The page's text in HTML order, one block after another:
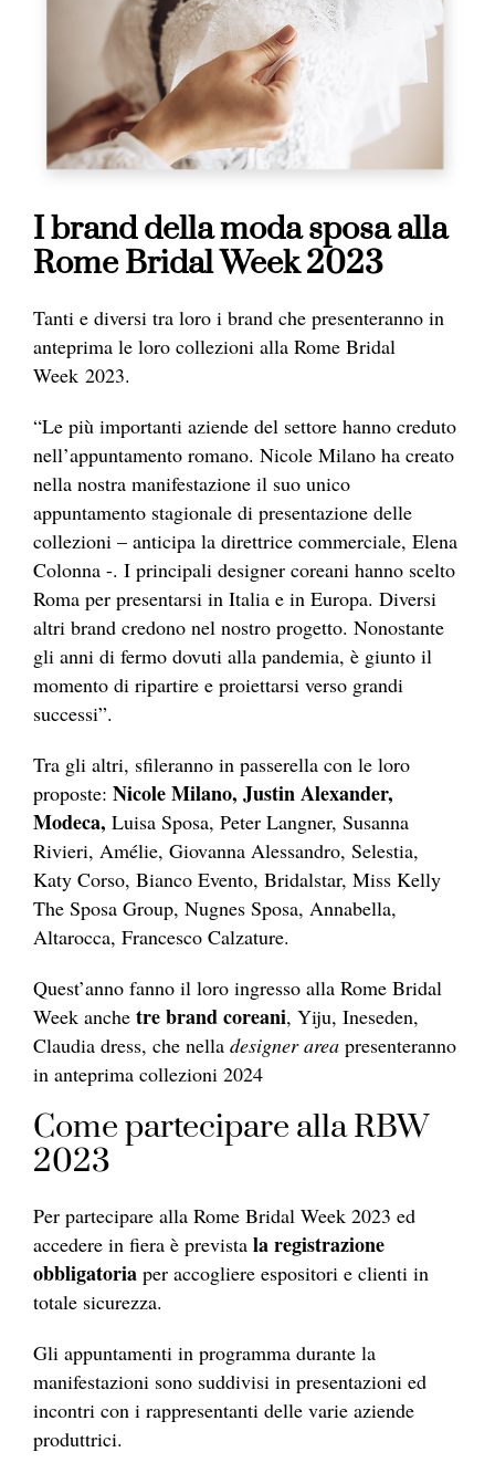
I brand della moda sposa alla
Rome Bridal Week 2023
Tanti e diversi tra loro i brand che presenteranno in
anteprima le loro collezioni alla Rome Bridal
Week 2023.
“Le più importanti aziende del settore hanno creduto
nell’appuntamento romano. Nicole Milano ha creato
nella nostra manifestazione il suo unico
appuntamento stagionale di presentazione delle
collezioni – anticipa la direttrice commerciale, Elena
Colonna -. I principali designer coreani hanno scelto
Roma per presentarsi in Italia e in Europa. Diversi
altri brand credono nel nostro progetto. Nonostante
gli anni di fermo dovuti alla pandemia, è giunto il
momento di ripartire e proiettarsi verso grandi
successi”.
Tra gli altri, sfileranno in passerella con le loro
proposte: Nicole Milano, Justin Alexander,
Modeca, Luisa Sposa, Peter Langner, Susanna
Rivieri, Amélie, Giovanna Alessandro, Selestia,
Katy Corso, Bianco Evento, Bridalstar, Miss Kelly
The Sposa Group, Nugnes Sposa, Annabella,
Altarocca, Francesco Calzature.
Quest’anno fanno il loro ingresso alla Rome Bridal
Week anche tre brand coreani, Yiju, Ineseden,
Claudia dress, che nella designer area presenteranno
in anteprima collezioni 2024
Come partecipare alla RBW
2023
Per partecipare alla Rome Bridal Week 2023 ed
accedere in fiera è prevista la registrazione
obbligatoria per accogliere espositori e clienti in
totale sicurezza.
Gli appuntamenti in programma durante la
manifestazioni sono suddivisi in presentazioni ed
incontri con i rappresentanti delle varie aziende
produttrici.